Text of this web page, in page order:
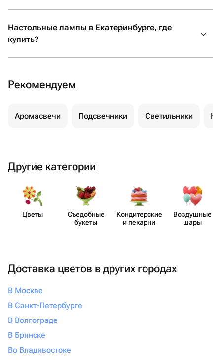
Настольные лампы в Екатеринбурге, где
купить?
Рекомендуем
Аромасвечи Подсвечники Светильники
Другие категории
Цветы
Съедобные
букеты
Кондит​ерские
и пекарни
Воздушные
шары
Доставка цветов в других городах
В Москве
В Санкт-Петербурге
В Волгограде
В Брянске
Во Владивостоке